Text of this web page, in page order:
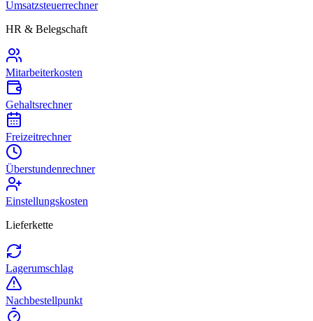
Umsatzsteuerrechner
HR & Belegschaft
Mitarbeiterkosten
Gehaltsrechner
Freizeitrechner
Überstundenrechner
Einstellungskosten
Lieferkette
Lagerumschlag
Nachbestellpunkt